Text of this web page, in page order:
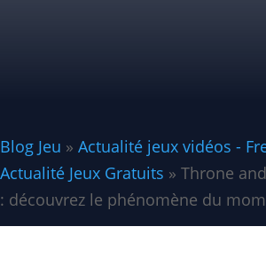
Blog Jeu » Actualité jeux vidéos -
Actualité Jeux Gratuits » Throne
: découvrez le phénomène du